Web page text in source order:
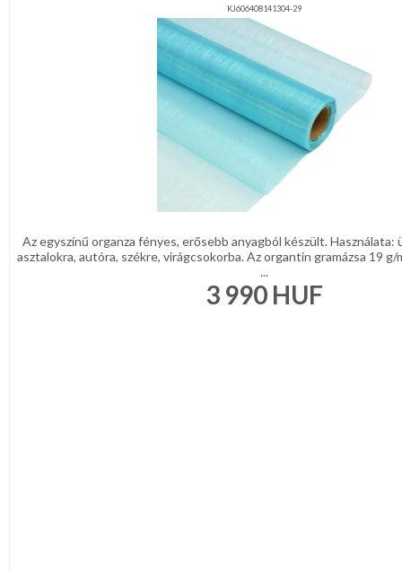
KJ606408141304-29
Az egyszínű organza fényes, erősebb anyagból készült. Használata:
asztalokra, autóra, székre, virágcsokorba. Az organtin gramázsa 19 g/
...
3 990 HUF